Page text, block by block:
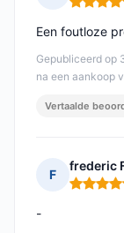
Gepubliceerd op
na een aankoop
Een foutloze
Vertaalde
F
frederic
-